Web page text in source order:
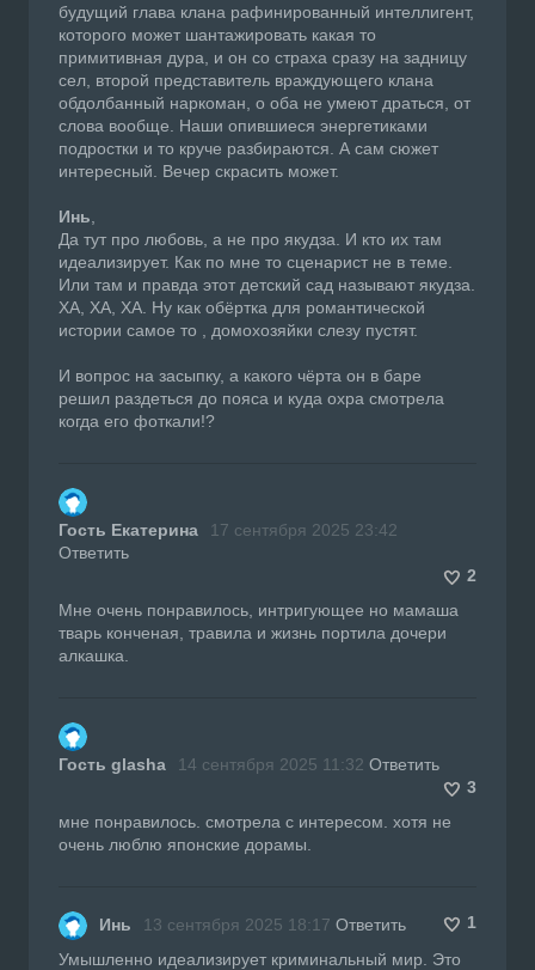
будущий глава клана рафинированный интеллигент,
которого может шантажировать какая то
примитивная дура, и он со страха сразу на задницу
сел, второй представитель враждующего клана
обдолбанный наркоман, о оба не умеют драться, от
слова вообще. Наши опившиеся энергетиками
подростки и то круче разбираются. А сам сюжет
интересный. Вечер скрасить может.
Инь
Да тут про любовь, а не про якудза. И кто их там
идеализирует. Как по мне то сценарист не в теме.
Или там и правда этот детский сад называют якудза.
ХА, ХА, ХА. Ну как обёртка для романтической
истории самое то , домохозяйки слезу пустят.
И вопрос на засыпку, а какого чёрта он в баре
решил раздеться до пояса и куда охра смотрела
когда его фоткали!?
Гость Екатерина
17 сентября 2025 23:42
Ответить
2
Мне очень понравилось, интригующее но мамаша
тварь конченая, травила и жизнь портила дочери
алкашка.
Гость glasha 14 сентября 2025 11:32 Ответить
3
мне понравилось. смотрела с интересом. хотя не
очень люблю японские дорамы.
Инь 13 сентября 2025 18:17 Ответить
1
Умышленно идеализирует криминальный мир. Это